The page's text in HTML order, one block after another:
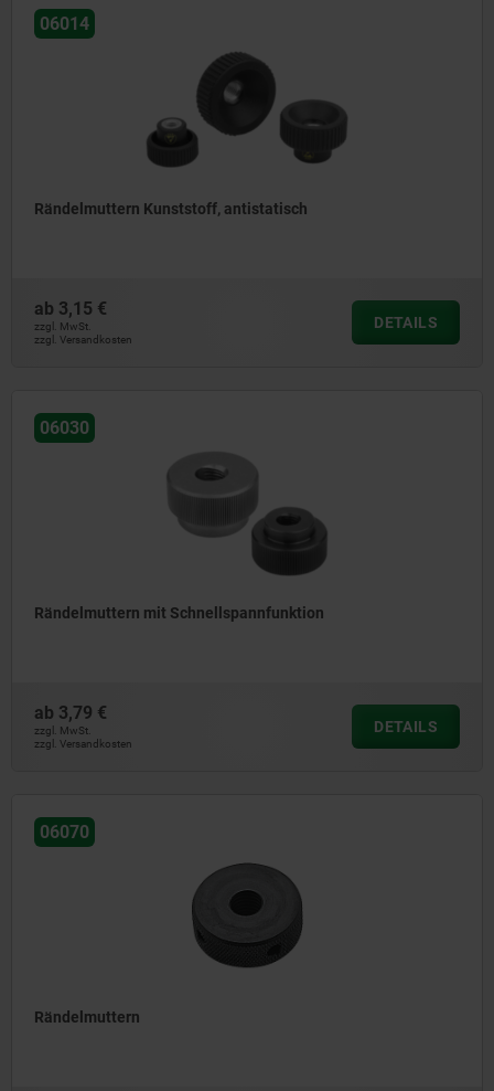
06014
Rändelmuttern Kunststoff, antistatisch
ab 3,15 €
zzgl. MwSt.
zzgl. Versandkosten
DETAILS
06030
Rändelmuttern mit Schnellspannfunktion
ab 3,79 €
zzgl. MwSt.
zzgl. Versandkosten
DETAILS
06070
Rändelmuttern